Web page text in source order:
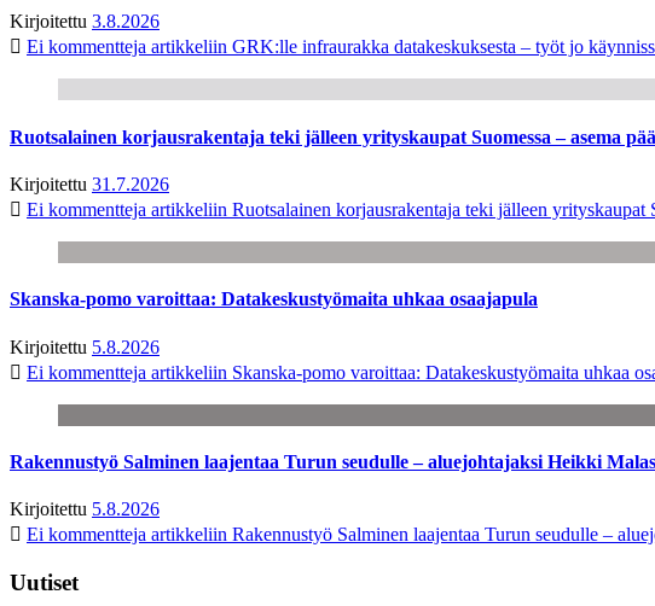
Kirjoitettu 3.8.2026
Ei kommentteja artikkeliin GRK:lle infraurakka datakeskuksesta – työt jo
Ruotsalainen korjausrakentaja teki jälleen yrityskaupat Suomessa – asema
Kirjoitettu 31.7.2026
Ei kommentteja artikkeliin Ruotsalainen korjausrakentaja teki jälleen yrityskaupat
Skanska-pomo varoittaa: Datakeskustyömaita uhkaa osaajapula
Kirjoitettu 5.8.2026
Ei kommentteja artikkeliin Skanska-pomo varoittaa: Datakeskustyömaita uhkaa
Rakennustyö Salminen laajentaa Turun seudulle – aluejohtajaksi Heikki
Kirjoitettu 5.8.2026
Ei kommentteja artikkeliin Rakennustyö Salminen laajentaa Turun seudulle –
Uutiset